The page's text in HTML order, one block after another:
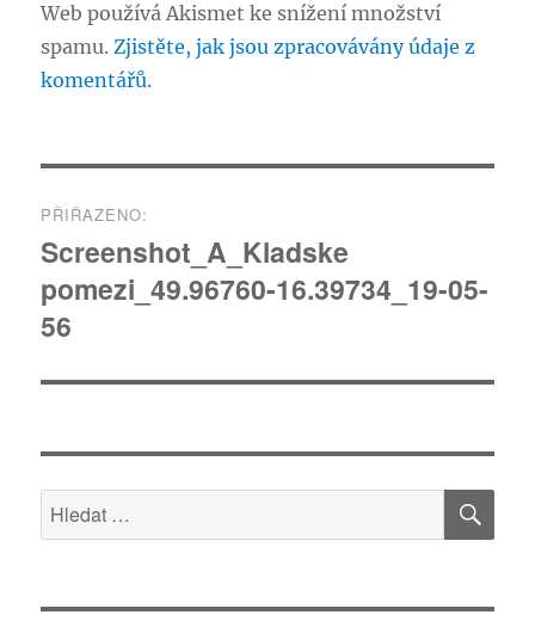
Web používá Akismet ke snížení množství
spamu.Zjistěte, jak jsou zpracovávány údaje z
komentářů.
pro
příspěvek
PŘIŘAZENO:
Screenshot_A_Kladske
pomezi_49.96760-16.39734_19-05-
56
Hledat: